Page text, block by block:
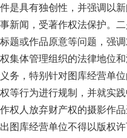
件是具有独创性，并强调以
事新闻，受著作权法保护。
标题或作品原意等问题，强
权集体管理组织的法律地位
义务，特别针对图库经营单
权等行为进行规制，并就实
作权人放弃财产权的摄影作
出图库经营单位不得以版权